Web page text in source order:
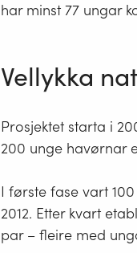
har minst 77 ungar
Vellykka
Prosjektet starta i
200 unge havørnar
I første fase vart
2012. Etter kvart
par – fleire med